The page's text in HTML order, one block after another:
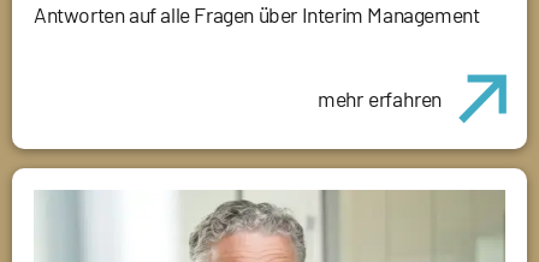
Antworten auf alle Fragen über Interim Management
mehr erfahren